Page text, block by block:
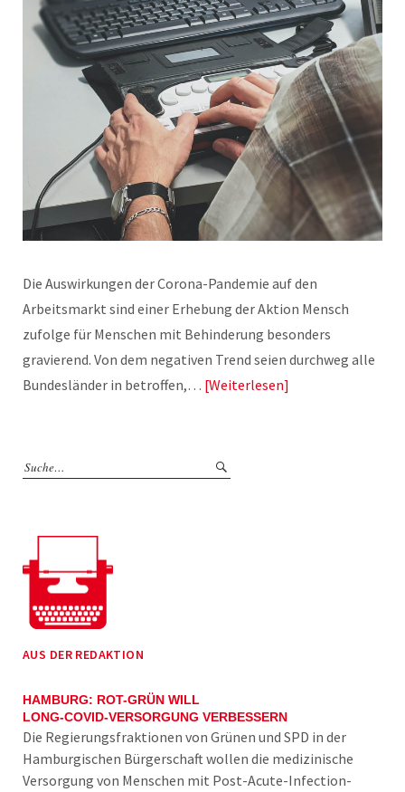
Die Auswirkungen der Corona-Pandemie auf den
Arbeitsmarkt sind einer Erhebung der Aktion Mensch
zufolge für Menschen mit Behinderung besonders
gravierend. Von dem negativen Trend seien durchweg alle
Bundesländer in betroffen,… Weiterlesen
AUS DER REDAKTION
HAMBURG: ROT-GRÜN WILL
LONG-COVID-VERSORGUNG VERBESSERN
Die Regierungsfraktionen von Grünen und SPD in der
Hamburgischen Bürgerschaft wollen die medizinische
Versorgung von Menschen mit Post-Acute-Infection-